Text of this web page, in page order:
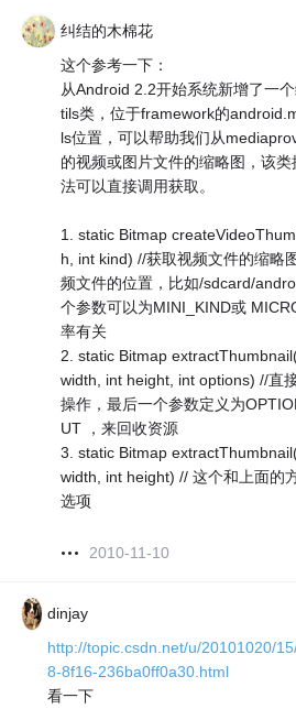
纠结的木棉花
这个参考一下：
从Android 2.2开始系统新增了一
tils类，位于framework的
ls位置，可以帮助我们从
的视频或图片文件的缩略图，该
法可以直接调用获取。
1. static Bitmap
h, int kind) //获取视频文件的缩略
频文件的位置，比如/sdcard/
个参数可以为MINI_KIND或
率有关
2. static Bitmap
width, int height, int options) //直
操作，最后一个参数定义为
UT ，来回收资源
3. static Bitmap
width, int height) // 这个和上面的
选项
2010-11-10
dinjay
http://topic.csdn.net/u/20101020/
8-8f16-236ba0ff0a30.html
看一下